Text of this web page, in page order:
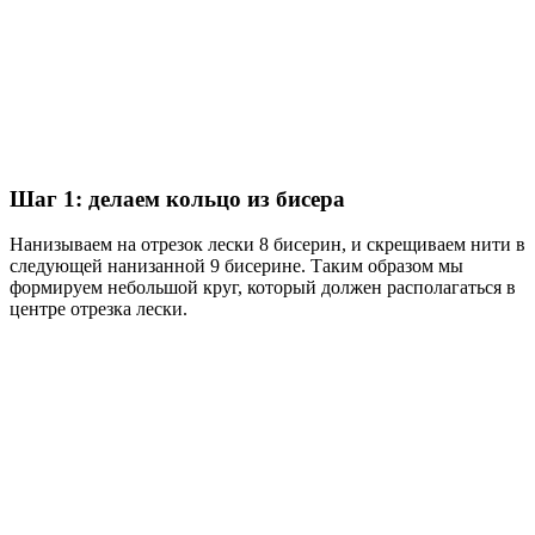
Шаг 1: делаем кольцо из бисера
Нанизываем на отрезок лески 8 бисерин, и скрещиваем нити в
следующей нанизанной 9 бисерине. Таким образом мы
формируем небольшой круг, который должен располагаться в
центре отрезка лески.